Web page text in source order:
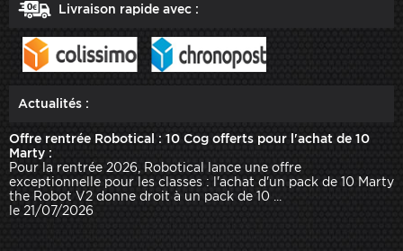
Livraison rapide avec :
Actualités :
Offre rentrée Robotical : 10 Cog offerts pour l'achat de 10
Marty :
Pour la rentrée 2026, Robotical lance une offre
exceptionnelle pour les classes : l'achat d'un pack de 10 Marty
the Robot V2 donne droit à un pack de 10 ...
le 21/07/2026